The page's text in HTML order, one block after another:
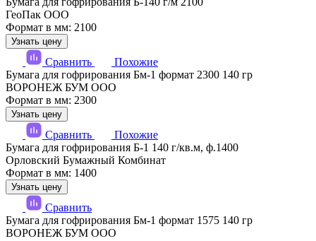
ГеоПак ООО
Формат в мм: 2100
Узнать цену
Сравнить
Похожие
Бумага для гофрирования Бм-1 формат 2300 140 гр
ВОРОНЕЖ БУМ ООО
Формат в мм: 2300
Узнать цену
Сравнить
Похожие
Бумага для гофрирования Б-1 140 г/кв.м, ф.1400
Орловский Бумажный Комбинат
Формат в мм: 1400
Узнать цену
Сравнить
Бумага для гофрирования Бм-1 формат 1575 140 гр
ВОРОНЕЖ БУМ ООО